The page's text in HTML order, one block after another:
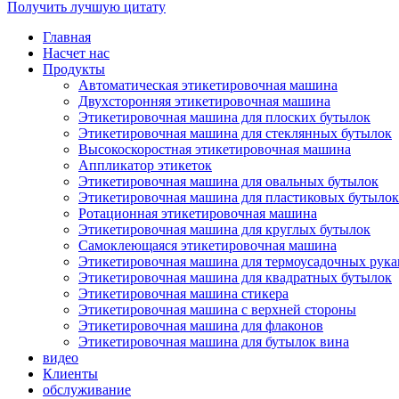
Получить лучшую цитату
Главная
Насчет нас
Продукты
Автоматическая этикетировочная машина
Двухсторонняя этикетировочная машина
Этикетировочная машина для плоских бутылок
Этикетировочная машина для стеклянных бутылок
Высокоскоростная этикетировочная машина
Аппликатор этикеток
Этикетировочная машина для овальных бутылок
Этикетировочная машина для пластиковых бутылок
Ротационная этикетировочная машина
Этикетировочная машина для круглых бутылок
Самоклеющаяся этикетировочная машина
Этикетировочная машина для термоусадочных
Этикетировочная машина для квадратных бутылок
Этикетировочная машина стикера
Этикетировочная машина с верхней стороны
Этикетировочная машина для флаконов
Этикетировочная машина для бутылок вина
видео
Клиенты
обслуживание